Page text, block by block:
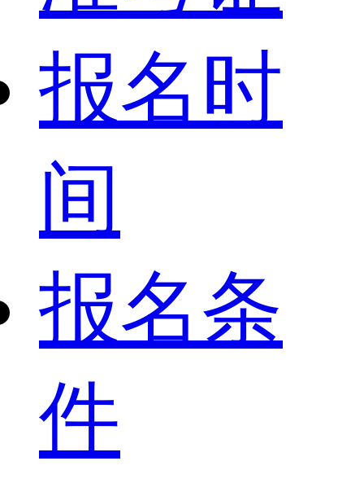
报名时
间
报名条
件